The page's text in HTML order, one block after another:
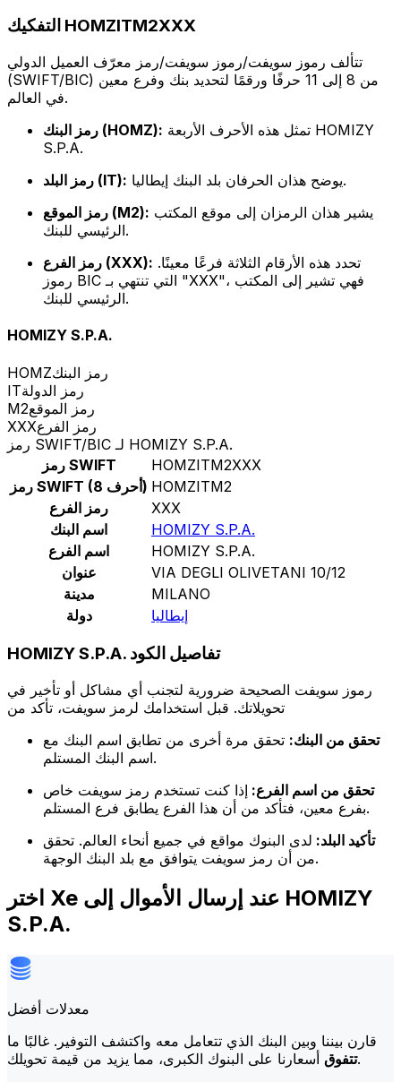
التفكيك HOMZITM2XXX
تتألف رموز سويفت/رموز سويفت/رمز معرّف العميل الدولي
(SWIFT/BIC) من 8 إلى 11 حرفًا ورقمًا لتحديد بنك وفرع معين
في العالم.
رمز البنك (HOMZ):
S.P.A.
رمز البلد (IT):
يوضح هذان الحرفان بلد البنك إيطاليا.
رمز الموقع (M2):
الرئيسي للبنك.
رمز الفرع (XXX):
رموز BIC التي تنتهي بـ "XXX"، فهي تشير إلى المكتب
الرئيسي للبنك.
HOMIZY S.P.A.
HOMZرمز البنك
ITرمز الدولة
M2رمز الموقع
XXXرمز الفرع
رمز SWIFT/BIC لـ HOMIZY S.P.A.
رمز SWIFT
HOMZITM2XXX
رمز SWIFT (8 أحرف) HOMZITM2
رمز الفرع
XXX
اسم البنك
HOMIZY S.P.A.
اسم الفرع
HOMIZY S.P.A.
عنوان
VIA DEGLI OLIVETANI 10/12
مدينة
MILANO
دولة
إيطاليا
HOMIZY S.P.A. تفاصيل الكود
رموز سويفت الصحيحة ضرورية لتجنب أي مشاكل أو تأخير في
تحويلاتك. قبل استخدامك لرمز سويفت، تأكد من
تحقق من البنك: تحقق مرة أخرى من تطابق اسم البنك مع
اسم البنك المستلم.
تحقق من اسم الفرع: إذا كنت تستخدم رمز سويفت خاص
بفرع معين، فتأكد من أن هذا الفرع يطابق فرع المستلم.
تأكيد البلد: لدى البنوك مواقع في جميع أنحاء العالم. تحقق
من أن رمز سويفت يتوافق مع بلد البنك الوجهة.
اختر Xe عند إرسال الأموال إلى HOMIZY
S.P.A.
معدلات أفضل
قارن بيننا وبين البنك الذي تتعامل معه واكتشف التوفير. غالبًا ما
تتفوقأسعارنا على البنوك الكبرى، مما يزيد من قيمة تحويلك.